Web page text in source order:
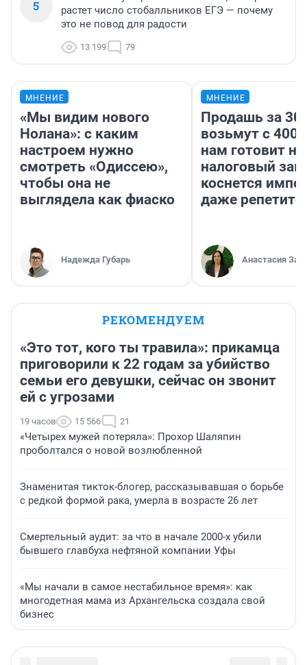
5
растет число стобалльников ЕГЭ — почему
это не повод для радости
13 199 79
МНЕНИЕ
«Мы видим нового
Нолана»: с каким
настроем нужно
смотреть «Одиссею»,
чтобы она не
выглядела как фиаско
Надежда Губарь
МНЕНИЕ
Продашь за
возьмут с
нам готовит
налоговый
коснется
даже
Анастасия
РЕКОМЕНДУЕМ
«Это тот, кого ты травила»: прикамца
приговорили к 22 годам за убийство
семьи его девушки, сейчас он звонит
ей с угрозами
19 часов 15 566 21
«Четырех мужей потеряла»: Прохор Шаляпин
проболтался о новой возлюбленной
Знаменитая тикток-блогер, рассказывавшая о борьбе
с редкой формой рака, умерла в возрасте 26 лет
Смертельный аудит: за что в начале 2000-х убили
бывшего главбуха нефтяной компании Уфы
«Мы начали в самое нестабильное время»: как
многодетная мама из Архангельска создала свой
бизнес